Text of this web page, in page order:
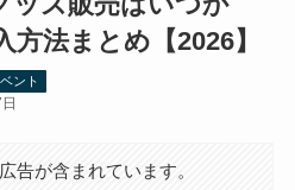
方法まとめ【2026】
ント
告が含まれています。